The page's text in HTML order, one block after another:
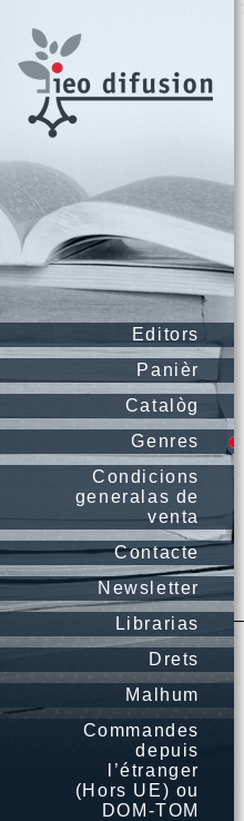
Editors
Panièr
Catalòg
Genres
Condicions
generalas de
venta
Contacte
Newsletter
Librarias
Drets
Malhum
Commandes
depuis
l’étranger
(Hors UE) ou
DOM-TOM